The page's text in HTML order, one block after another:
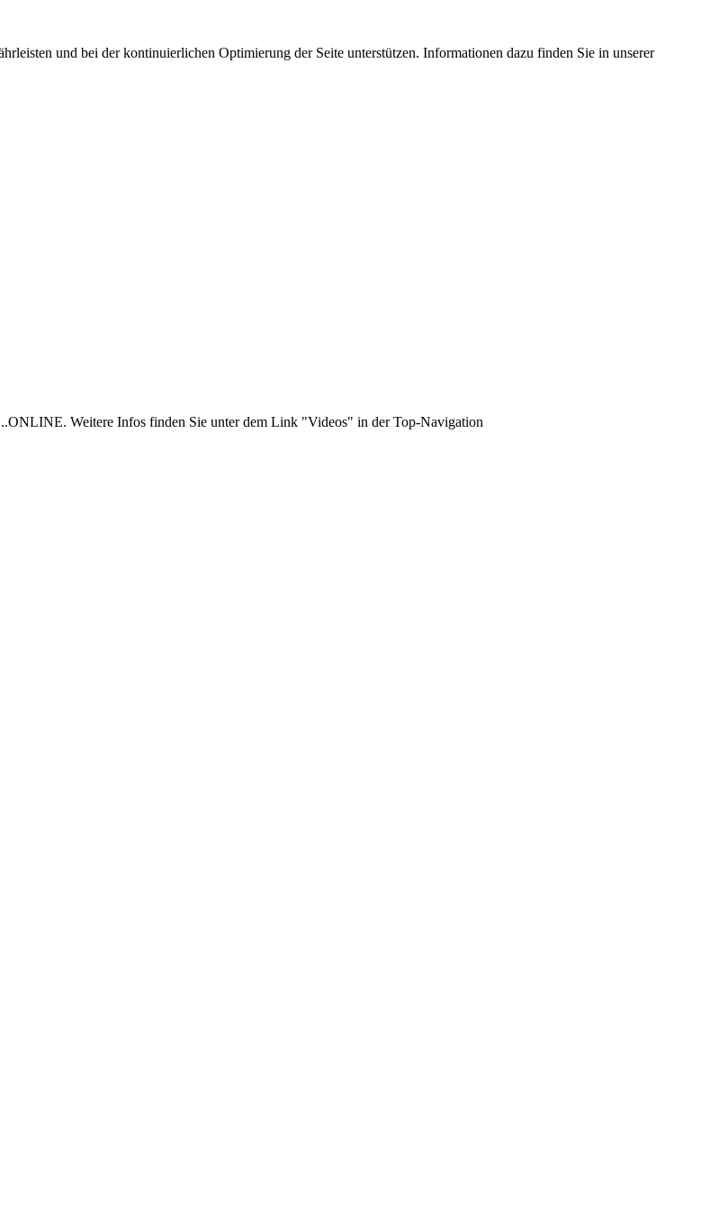
und bei der kontinuierlichen Optimierung der Seite unterstützen. Informationen dazu finden Sie in unserer
Weitere Infos finden Sie unter dem Link "Videos" in der Top-Navigation